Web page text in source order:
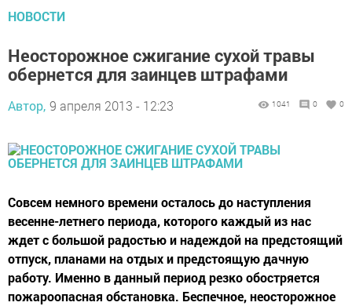
НОВОСТИ
Неосторожное сжигание сухой травы
обернется для заинцев штрафами
Автор, 9 апреля 2013 - 12:23 1041 0 0
Совсем немного времени осталось до наступления
весенне-летнего периода, которого каждый из нас
ждет с большой радостью и надеждой на предстоящий
отпуск, планами на отдых и предстоящую дачную
работу. Именно в данный период резко обостряется
пожароопасная обстановка. Беспечное, неосторожное